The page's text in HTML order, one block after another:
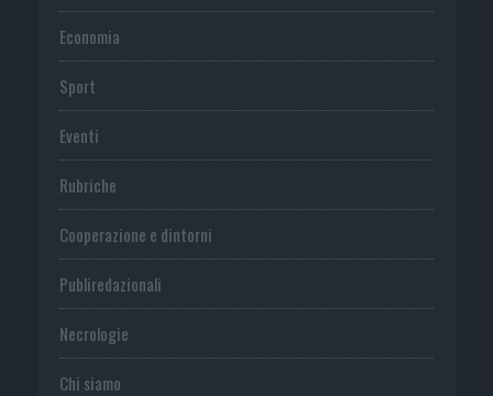
Economia
Sport
Eventi
Rubriche
Cooperazione e dintorni
Publiredazionali
Necrologie
Chi siamo